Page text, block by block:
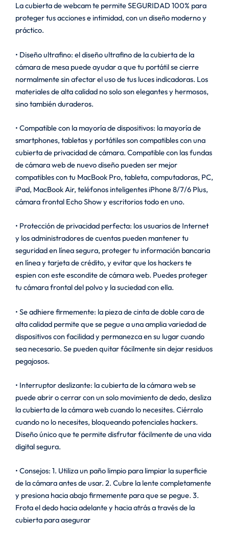
La cubierta de webcam te permite SEGURIDAD 100% para
proteger tus acciones e intimidad, con un diseño moderno y
práctico.
• Diseño ultrafino: el diseño ultrafino de la cubierta de la
cámara de mesa puede ayudar a que tu portátil se cierre
normalmente sin afectar el uso de tus luces indicadoras. Los
materiales de alta calidad no solo son elegantes y hermosos,
sino también duraderos.
• Compatible con la mayoría de dispositivos: la mayoría de
smartphones, tabletas y portátiles son compatibles con una
cubierta de privacidad de cámara. Compatible con las fundas
de cámara web de nuevo diseño pueden ser mejor
compatibles con tu MacBook Pro, tableta, computadoras, PC,
iPad, MacBook Air, teléfonos inteligentes iPhone 8/7/6 Plus,
cámara frontal Echo Show y escritorios todo en uno.
• Protección de privacidad perfecta: los usuarios de Internet
y los administradores de cuentas pueden mantener tu
seguridad en línea segura, proteger tu información bancaria
en línea y tarjeta de crédito, y evitar que los hackers te
espien con este escondite de cámara web. Puedes proteger
tu cámara frontal del polvo y la suciedad con ella.
• Se adhiere firmemente: la pieza de cinta de doble cara de
alta calidad permite que se pegue a una amplia variedad de
dispositivos con facilidad y permanezca en su lugar cuando
sea necesario. Se pueden quitar fácilmente sin dejar residuos
pegajosos.
• Interruptor deslizante: la cubierta de la cámara web se
puede abrir o cerrar con un solo movimiento de dedo, desliza
la cubierta de la cámara web cuando lo necesites. Ciérralo
cuando no lo necesites, bloqueando potenciales hackers.
Diseño único que te permite disfrutar fácilmente de una vida
digital segura.
• Consejos: 1. Utiliza un paño limpio para limpiar la superficie
de la cámara antes de usar. 2. Cubre la lente completamente
y presiona hacia abajo firmemente para que se pegue. 3.
Frota el dedo hacia adelante y hacia atrás a través de la
cubierta para asegurar